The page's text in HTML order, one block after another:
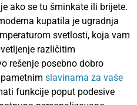
ako se tu šminkate ili brijete.
kupatila je ugradnja
svetlosti, koja vam
različitim
rešenje posebno dobro
slavinama za vaše
funkcije poput podesive